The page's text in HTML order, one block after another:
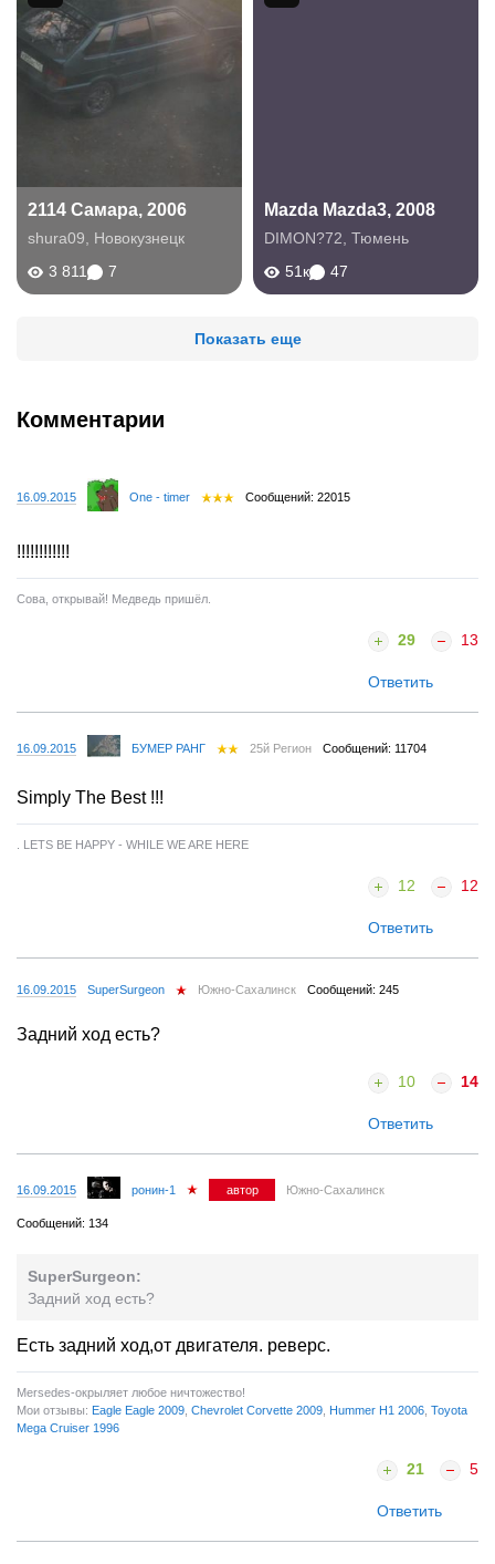
2114 Самара, 2006
shura09
Новокузнецк
3 811
7
Mazda Mazda3, 2008
DIMON?72 Тюмень
51к
47
Показать еще
Комментарии
16.09.2015 One - timer Сообщений: 22015
!!!!!!!!!!!!
Сова, открывай! Медведь пришёл.
29 13
Ответить
16.09.2015 БУМЕР РАНГ 25й Регион Сообщений: 11704
Simply The Best !!!
. LETS BE HAPPY - WHILE WE ARE HERE
12 12
Ответить
16.09.2015 SuperSurgeon Южно-Сахалинск Сообщений: 245
Задний ход есть?
10 14
Ответить
16.09.2015 ронин-1 автор Южно-Сахалинск
Сообщений: 134
SuperSurgeon:
Задний ход есть?
Есть задний ход,от двигателя. реверс.
Mersedes-окрыляет любое ничтожество!
Мои отзывы: Eagle Eagle 2009 Chevrolet Corvette 2009 Hummer H1 2006 Toyota
Mega Cruiser 1996
21 5
Ответить